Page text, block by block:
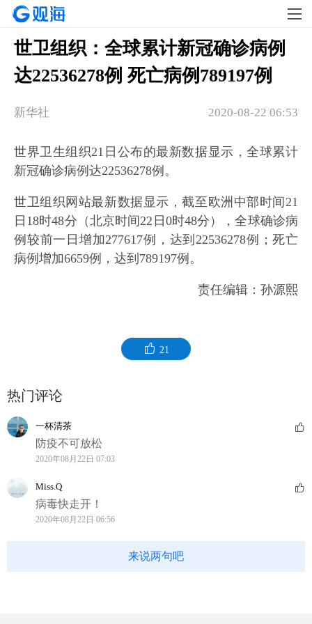
世卫组织：全球累计新冠确诊病例
达22536278例 死亡病例789197例
2020-08-22 06:53
新华社
世界卫生组织21日公布的最新数据显示，全球累计
新冠确诊病例达22536278例。
世卫组织网站最新数据显示，截至欧洲中部时间21
日18时48分（北京时间22日0时48分），全球确诊病
例较前一日增加277617例，达到22536278例；死亡
病例增加6659例，达到789197例。
责任编辑：孙源熙
21
热门评论
一杯清茶
防疫不可放松
2020年08月22日 07:03
Miss.Q
病毒快走开！
2020年08月22日 06:56
来说两句吧